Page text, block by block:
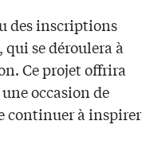
des inscriptions
se déroulera à
Ce projet offrira
occasion de
continuer à inspirer